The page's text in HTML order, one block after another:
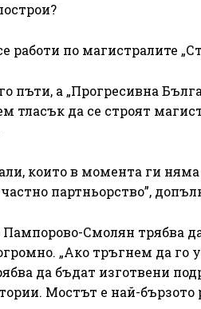
работи по магистралите
пъти, а „Прогресивна
тласък да се строят
които в момента ги
партньорство”,
Пампорово-Смолян трябва
„Ако тръгнем да
да бъдат изготвени
Мостът е най-